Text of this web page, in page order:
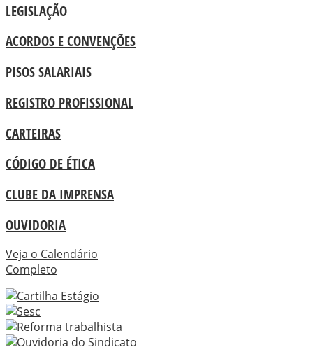
LEGISLAÇÃO
ACORDOS E CONVENÇÕES
PISOS SALARIAIS
REGISTRO PROFISSIONAL
CARTEIRAS
CÓDIGO DE ÉTICA
CLUBE DA IMPRENSA
OUVIDORIA
Veja o Calendário
Completo